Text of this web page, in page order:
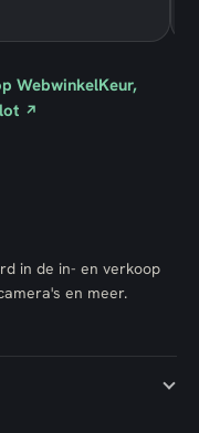
WebwinkelKeur,
↗
in de in- en verkoop
en meer.